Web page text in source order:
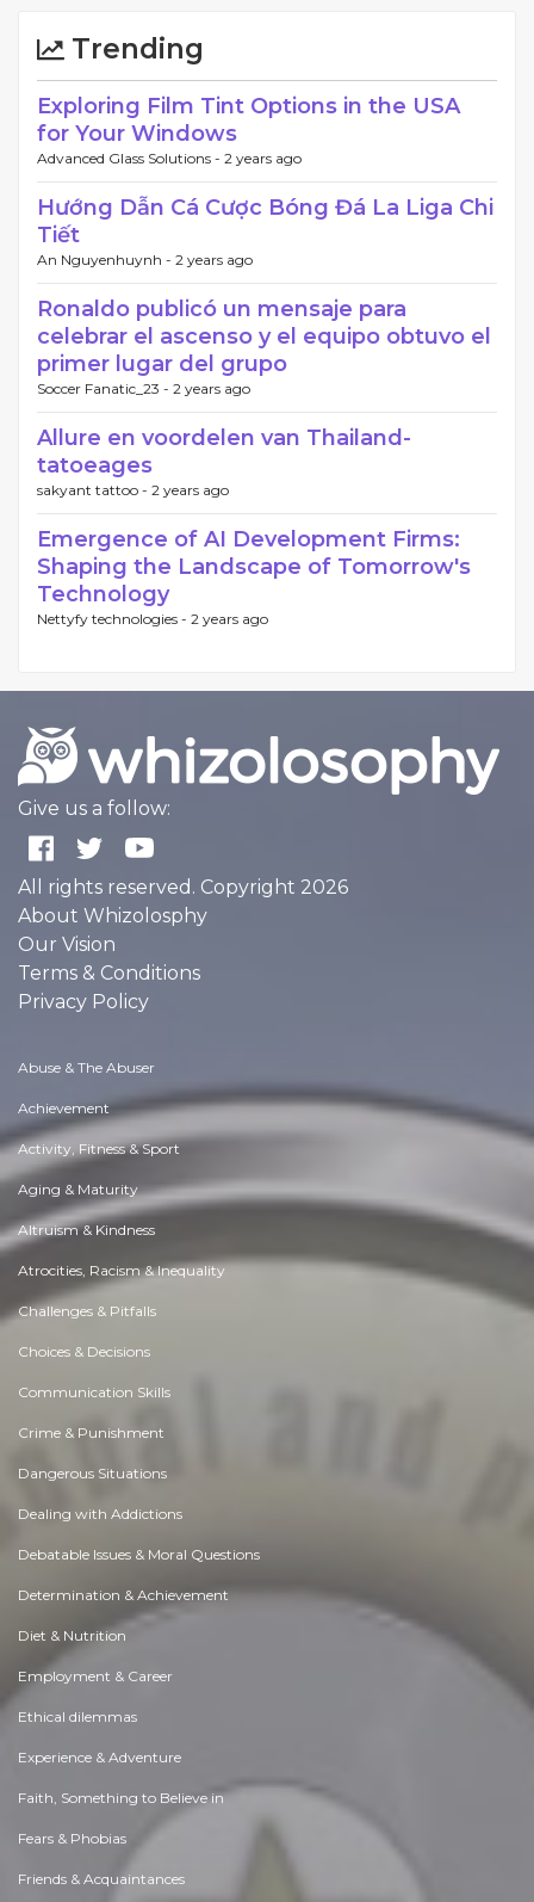
Trending
Exploring Film Tint Options in the USA
for Your Windows
Advanced Glass Solutions - 2 years ago
Hướng Dẫn Cá Cược Bóng Đá La Liga Chi
Tiết
An Nguyenhuynh - 2 years ago
Ronaldo publicó un mensaje para
celebrar el ascenso y el equipo obtuvo el
primer lugar del grupo
Soccer Fanatic_23 - 2 years ago
Allure en voordelen van Thailand-
tatoeages
sakyant tattoo - 2 years ago
Emergence of AI Development Firms:
Shaping the Landscape of Tomorrow's
Technology
Nettyfy technologies - 2 years ago
Give us a follow:
All rights reserved. Copyright 2026
About Whizolosphy
Our Vision
Terms & Conditions
Privacy Policy
Abuse & The Abuser
Achievement
Activity, Fitness & Sport
Aging & Maturity
Altruism & Kindness
Atrocities, Racism & Inequality
Challenges & Pitfalls
Choices & Decisions
Communication Skills
Crime & Punishment
Dangerous Situations
Dealing with Addictions
Debatable Issues & Moral Questions
Determination & Achievement
Diet & Nutrition
Employment & Career
Ethical dilemmas
Experience & Adventure
Faith, Something to Believe in
Fears & Phobias
Friends & Acquaintances